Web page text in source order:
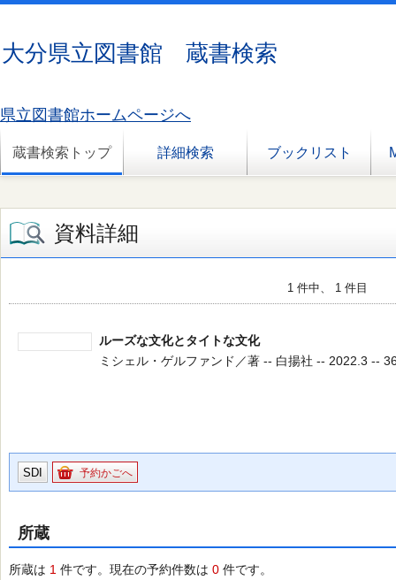
大分県立図書館 蔵書検索
県立図書館ホームページへ
蔵書検索トップ 詳細検索 ブックリスト
資料詳細
1 件中、 1 件目
ルーズな文化とタイトな文化
ミシェル・ゲルファンド／著 -- 白揚社 -- 2022.3 --
SDI 予約かごへ
所蔵
所蔵は 1 件です。現在の予約件数は 0 件です。